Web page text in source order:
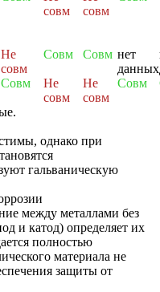
совм
совм
Не
совм
Совм Совм нет
данных
Совм
Не
совм
Не
совм
Совм
однако при
гальваническую
между металлами без
и катод) определяет их
полностью
материала не
защиты от